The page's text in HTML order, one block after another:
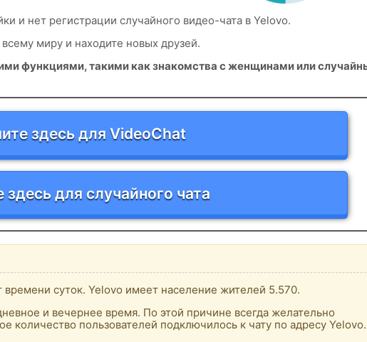
и нет регистрации случайного видео-чата в Yelovo.
миру и находите новых друзей.
функциями, такими как знакомства с женщинами или
здесь для VideoChat
для случайного чата
времени суток. Yelovo имеет население жителей 5.570.
и вечернее время. По этой причине всегда желательно
количество пользователей подключилось к чату по адресу Yelovo.